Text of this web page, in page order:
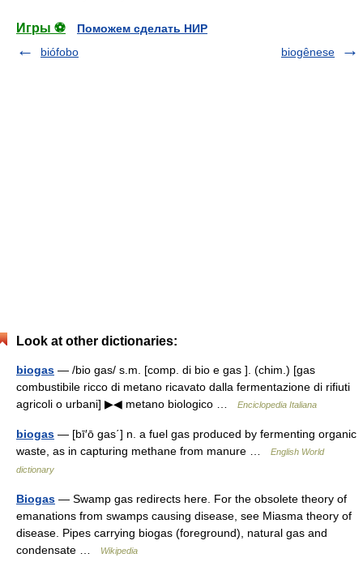
Игры ⚽
Поможем сделать НИР
biófobo
biogênese
Look at other dictionaries:
biogas — /bio gas/ s.m. [comp. di bio e gas ]. (chim.) [gas
combustibile ricco di metano ricavato dalla fermentazione di rifiuti
agricoli o urbani] ▶◀ metano biologico …
Enciclopedia Italiana
biogas — [bī′ō gas΄] n. a fuel gas produced by fermenting organic
waste, as in capturing methane from manure …
English World
dictionary
Biogas — Swamp gas redirects here. For the obsolete theory of
emanations from swamps causing disease, see Miasma theory of
disease. Pipes carrying biogas (foreground), natural gas and
condensate …
Wikipedia